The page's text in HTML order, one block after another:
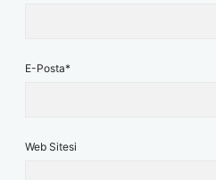
E-Posta*
Web Sitesi